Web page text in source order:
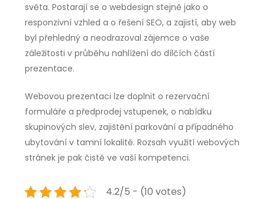
světa. Postarají se o webdesign stejně jako o
responzivní vzhled a o řešení SEO, a zajistí, aby web
byl přehledný a neodrazoval zájemce o vaše
záležitosti v průběhu nahlížení do dílčích částí
prezentace.
Webovou prezentaci lze doplnit o rezervační
formuláře a předprodej vstupenek, o nabídku
skupinových slev, zajištění parkování a případného
ubytování v tamní lokalitě. Rozsah využití webových
stránek je pak čistě ve vaší kompetenci.
4.2/5 - (10 votes)